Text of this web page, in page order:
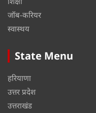
जॉब-करियर
स्वास्थय
State Menu
हरियाणा
उत्तर प्रदेश
उत्तराखंड